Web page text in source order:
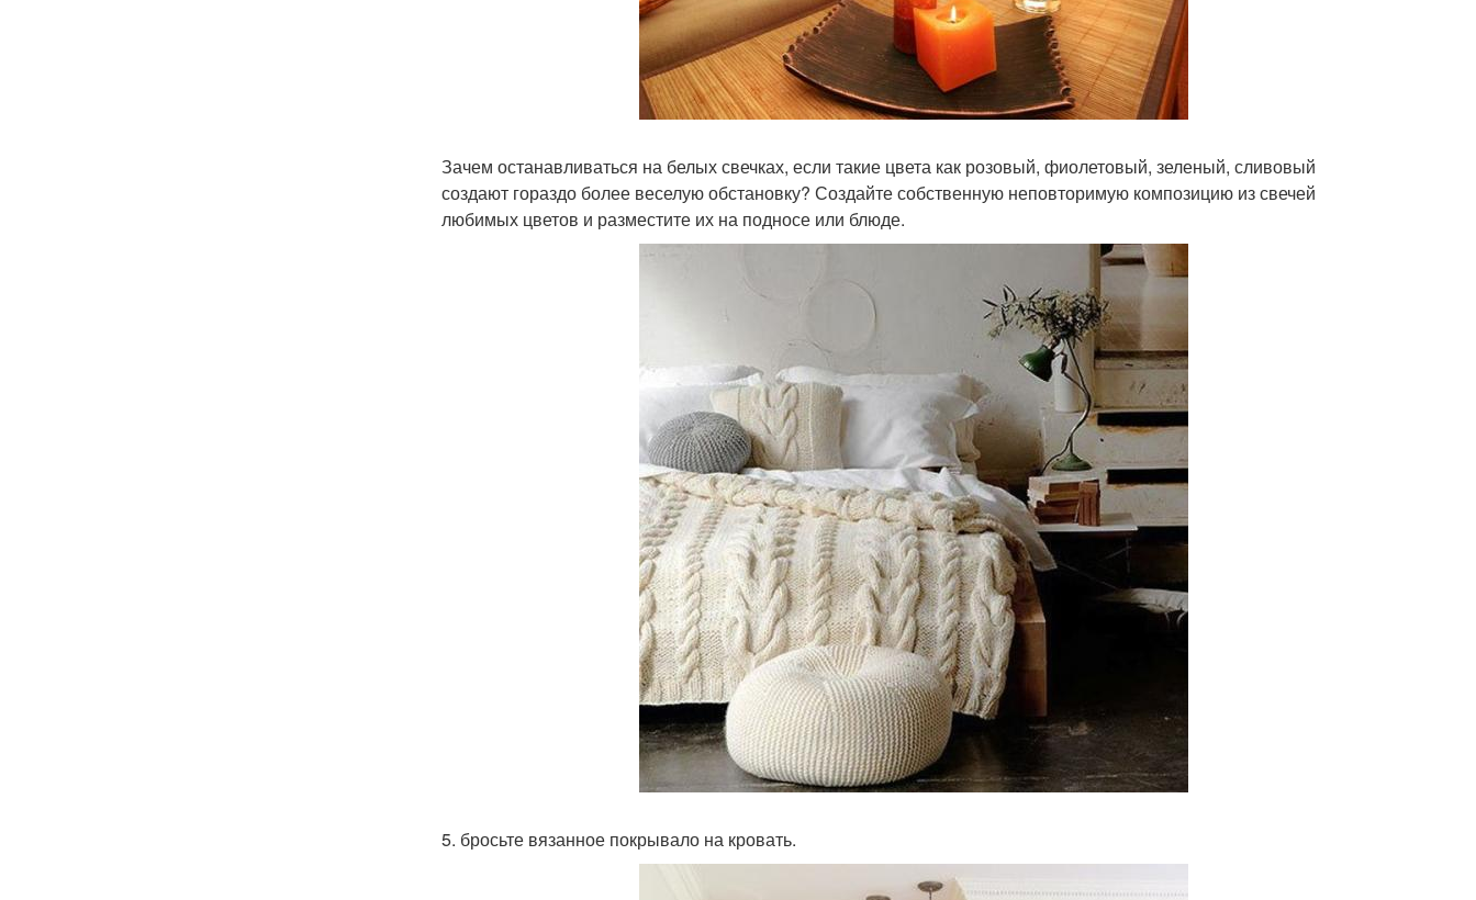
Зачем останавливаться на белых свечках, если такие цвета как розовый, фиолетовый, зеленый, сливовый
создают гораздо более веселую обстановку? Создайте собственную неповторимую композицию из свечей
любимых цветов и разместите их на подносе или блюде.
5. бросьте вязанное покрывало на кровать.